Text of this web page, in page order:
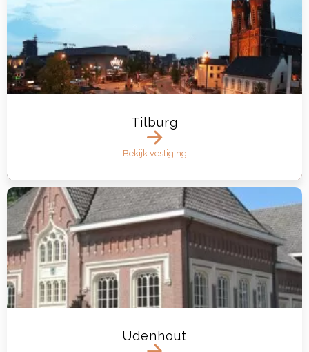
Tilburg
Bekijk vestiging
Udenhout